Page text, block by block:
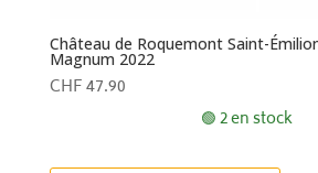
Château de Roquemont Saint-
Magnum 2022
CHF47.90
🟢 2 en stock